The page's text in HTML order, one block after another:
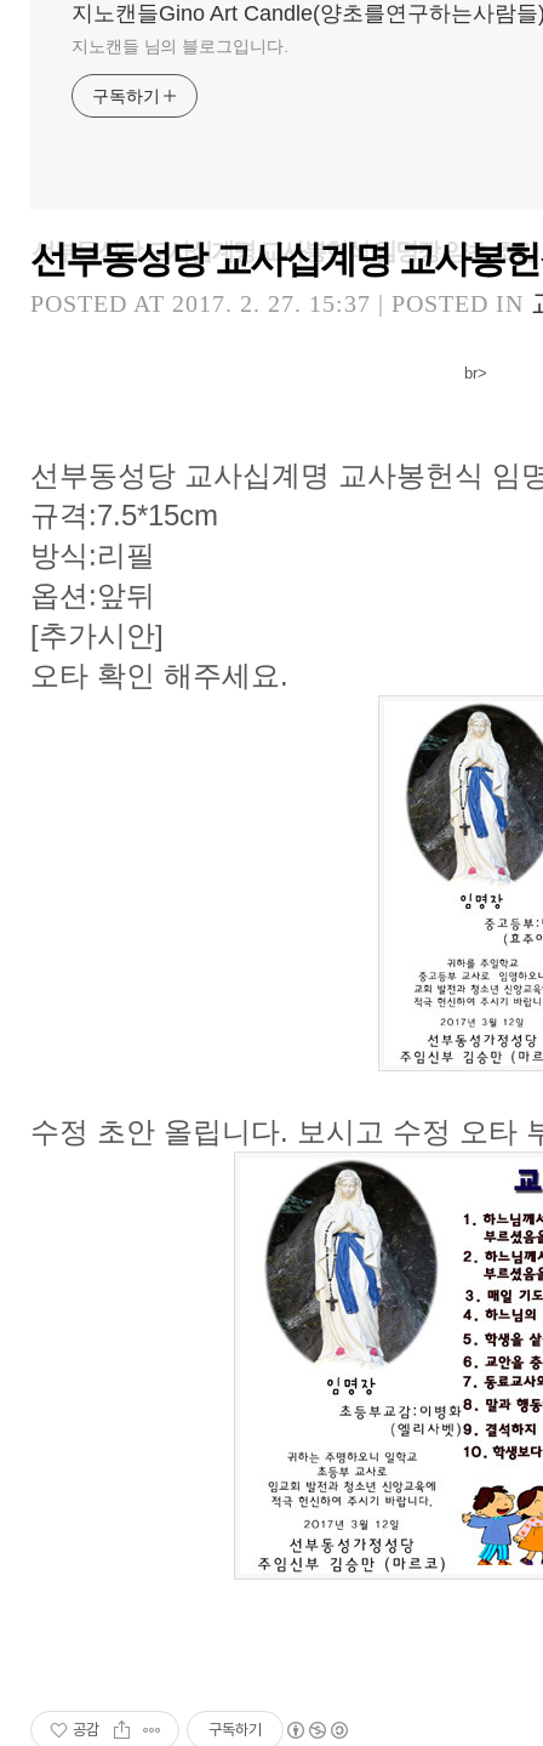
지노캔들Gino Art Candle(양초를연구하는사람들
지노캔들 님의 블로그입니다.
구독하기
선부동성당 교사십계명 교사봉헌식 임명장 양초 초안
선부동성당 교사십계명 교사봉
POSTED AT 2017. 2. 27. 15:37 | POSTED IN
br>
선부동성당 교사십계명 교사봉헌식 임
규격:7.5*15cm
방식:리필
옵션:앞뒤
[추가시안]
오타 확인 해주세요.
수정 초안 올립니다. 보시고 수정 오타
공감 구독하기